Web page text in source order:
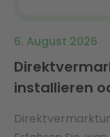
6. August 2026
installieren